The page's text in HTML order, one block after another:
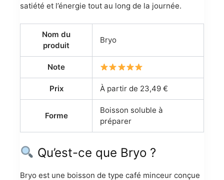
satiété et l’énergie tout au long de la journée.
Nom du
produit
Bryo
Note
Prix À partir de 23,49 €
Forme
Boisson soluble à
préparer
Qu’est-ce que Bryo ?
Bryo est une boisson de type café minceur conçue